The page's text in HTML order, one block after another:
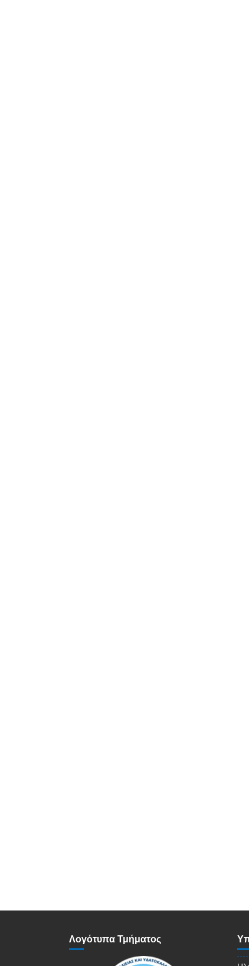
Λογότυπα Τμήματος